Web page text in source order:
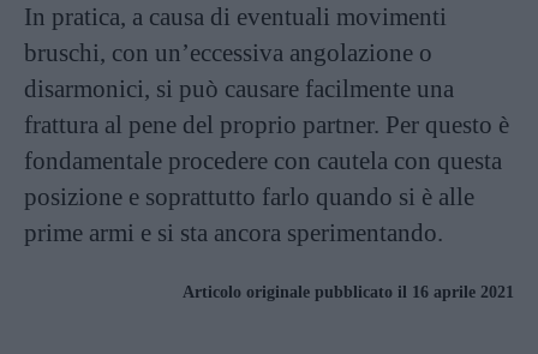
In pratica, a causa di eventuali movimenti
bruschi, con un’eccessiva angolazione o
disarmonici, si può causare facilmente una
frattura al pene del proprio partner. Per questo è
fondamentale procedere con cautela con questa
posizione e soprattutto farlo quando si è alle
prime armi e si sta ancora sperimentando.
Articolo originale pubblicato il 16 aprile 2021